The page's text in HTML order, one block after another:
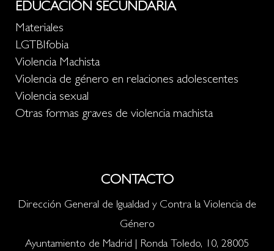
EDUCACIÓN SECUNDARIA
Materiales
LGTBIfobia
Violencia Machista
Violencia de género en relaciones adolescentes
Violencia sexual
Otras formas graves de violencia machista
CONTACTO
Dirección General de Igualdad y Contra la Violencia de
Género
Ayuntamiento de Madrid | Ronda Toledo, 10, 28005